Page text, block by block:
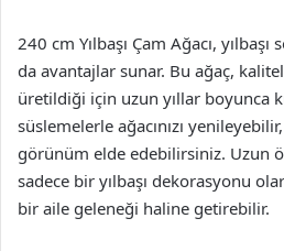
240 cm Yılbaşı Çam Ağacı, yılbaşı
da avantajlar sunar. Bu ağaç,
üretildiği için uzun yıllar boyunca
süslemelerle ağacınızı
görünüm elde edebilirsiniz. Uzun
sadece bir yılbaşı dekorasyonu
bir aile geleneği haline getirebilir.